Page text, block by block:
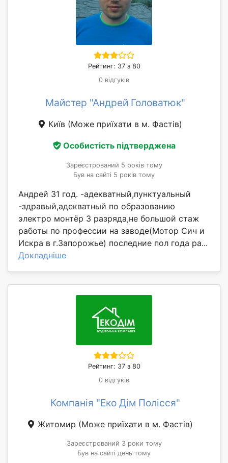
Рейтинг: 37 з 80
0 відгуків
Майстер "Андрей Головатюк"
Київ (Може приїхати в м. Фастів)
Особистість підтверджена
Зареєстрований 5 років тому
Був на сайті 5 років тому
Андрей 31 год. -адекватный,пунктуальный
-здравый,адекватный по образованию
электро монтёр 3 разряда,не большой стаж
работы по профессии на заводе(Мотор Сич и
Искра в г.Запорожье) последние пол года ра...
Докладніше
Рейтинг: 37 з 80
0 відгуків
Компанія "Еко Дім Полісся"
Житомир (Може приїхати в м. Фастів)
Зареєстрований 3 роки тому
Був на сайті день тому